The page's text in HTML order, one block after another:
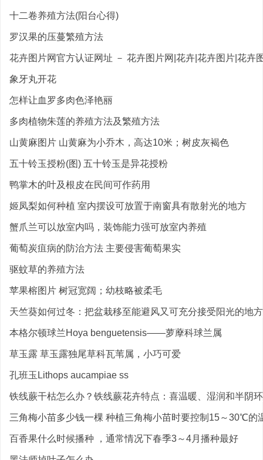
十二卷养殖方法(阳台心得)
罗汉果的压蔓繁殖方法
花卉图片网官方认证网址 － 花卉图片网|花卉|花卉图片|花卉
象牙丸开花
怎样让血罗多肉色泽艳丽
多肉植物朱莲的养殖方法及繁殖方法
山黄麻图片 山黄麻为小乔木，高达10米；树皮灰褐色
五十铃玉授粉(图) 五十铃玉是异花授粉
鸭掌木的叶及根皮在民间可作药用
姬凤梨如何种植 室内摆设可放置于南窗具有散射光的地方
蟹爪兰可以放室内吗，装饰能力强可放室内养殖
葡萄炭疽病的防治方法 主要侵害葡萄果实
驱蚊草的养殖方法
苹果榕图片 树冠宽阔；幼枝略被柔毛
天竺葵如何过冬：把盆栽移至能避风又可充分接受阳光的地方
本格尔顿球兰Hoya benguetensis——萝藦科球兰属
草玉露 草玉露独尾草科瓦苇属，小巧可爱
孔班玉Lithops aucampiae ss
铁线蕨干枯怎么办？铁线蕨花卉特点：喜温暖、湿润和半阴
三角梅小苗多少钱一棵 种植三角梅小苗时要控制15～30℃的
百香果什么时候播种 ，通常情况下春季3～4月播种最好